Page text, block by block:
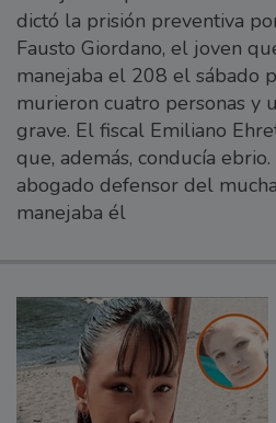
dictó la prisión preventiva
Fausto Giordano, el joven
manejaba el 208 el sábado
murieron cuatro personas y
grave. El fiscal Emiliano
que, además, conducía
abogado defensor del
manejaba él